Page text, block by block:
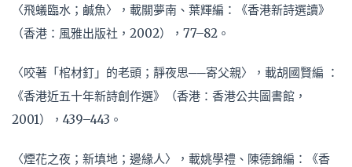
〈飛蟻臨水；鹹魚〉，載關夢南、葉輝編：《香港新詩選讀》
（香港：風雅出版社，2002），77–82。
〈咬著「棺材釘」的老頭；靜夜思──寄父親〉，載胡國賢編 ：
《香港近五十年新詩創作選》（香港：香港公共圖書館，
2001），439–443。
〈煙花之夜；新填地；邊緣人〉，載姚學禮、陳德錦編：《香